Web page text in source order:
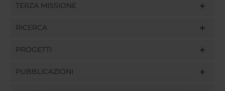
TERZA MISSIONE
RICERCA
PROGETTI
PUBBLICAZIONI